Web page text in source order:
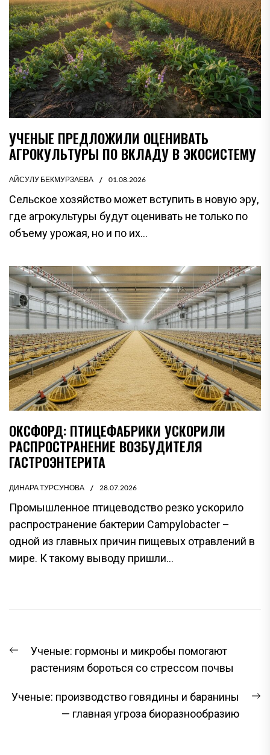
УЧЕНЫЕ ПРЕДЛОЖИЛИ ОЦЕНИВАТЬ
АГРОКУЛЬТУРЫ ПО ВКЛАДУ В ЭКОСИСТЕМУ
АЙСУЛУ БЕКМУРЗАЕВА 01.08.2026
Сельское хозяйство может вступить в новую эру,
где агрокультуры будут оценивать не только по
объему урожая, но и по их...
ОКСФОРД: ПТИЦЕФАБРИКИ УСКОРИЛИ
РАСПРОСТРАНЕНИЕ ВОЗБУДИТЕЛЯ
ГАСТРОЭНТЕРИТА
ДИНАРА ТУРСУНОВА 28.07.2026
Промышленное птицеводство резко ускорило
распространение бактерии Campylobacter –
одной из главных причин пищевых отравлений в
мире. К такому выводу пришли...
ПО
ЗАПИСЯМ
Предыдущая
запись:
Ученые: гормоны и микробы помогают
растениям бороться со стрессом почвы
Ученые: производство говядины и баранины
— главная угроза биоразнообразию